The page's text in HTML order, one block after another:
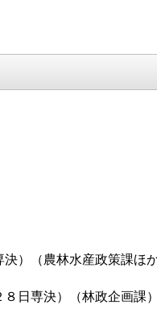
）（農林水産政策課ほか
日専決）（林政企画課）